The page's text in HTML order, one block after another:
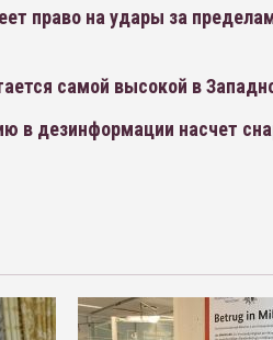
право на удары за
самой высокой в
в дезинформации насчет